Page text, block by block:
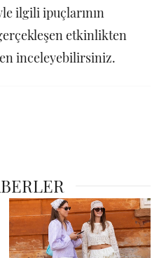
ilgili ipuçlarının
etkinlikten
inceleyebilirsiniz.